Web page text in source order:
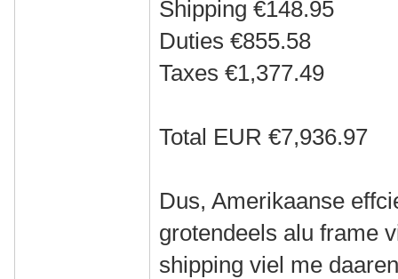
Shipping €148.95
Duties €855.58
Taxes €1,377.49
Total EUR €7,936.97
Dus, Amerikaanse
grotendeels alu frame
shipping viel me